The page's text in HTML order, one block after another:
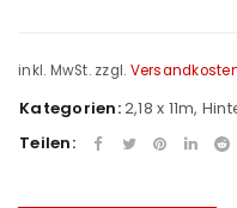
inkl. MwSt. zzgl.
Kategorien:2,18 x 11m,
Teilen: